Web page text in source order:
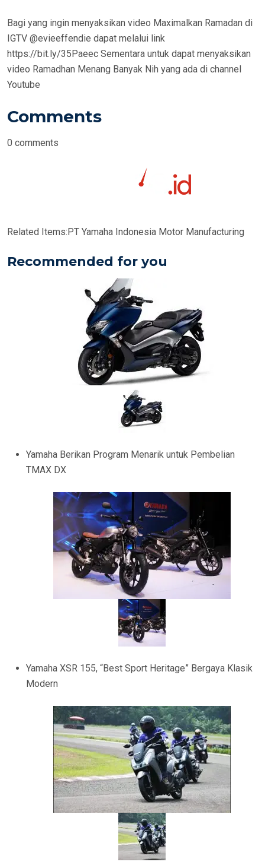
Bagi yang ingin menyaksikan video Maximalkan Ramadan di
IGTV @evieeffendie dapat melalui link
https://bit.ly/35Paeec Sementara untuk dapat menyaksikan
video Ramadhan Menang Banyak Nih yang ada di channel
Youtube
Comments
0 comments
Related Items: PT Yamaha Indonesia Motor Manufacturing
Recommended for you
Yamaha Berikan Program Menarik untuk Pembelian
TMAX DX
Yamaha XSR 155, “Best Sport Heritage” Bergaya Klasik
Modern